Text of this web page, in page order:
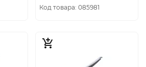
Код товара: 085981